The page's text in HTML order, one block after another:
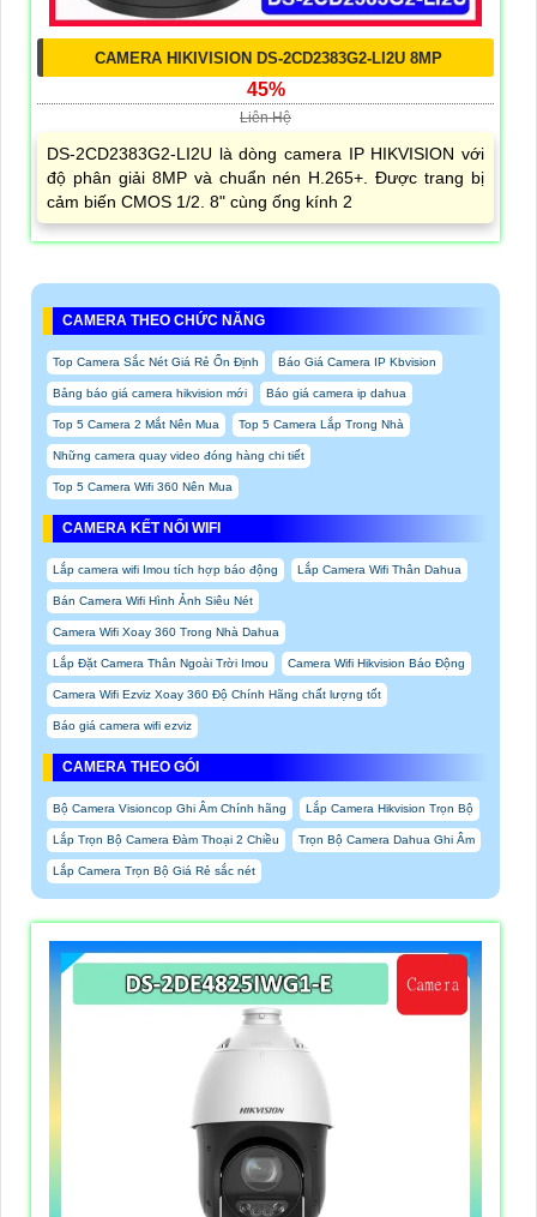
CAMERA HIKIVISION DS-2CD2383G2-LI2U 8MP
45%
Liên Hệ
DS-2CD2383G2-LI2U là dòng camera IP HIKVISION với
độ phân giải 8MP và chuẩn nén H.265+. Được trang bị
cảm biến CMOS 1/2. 8" cùng ống kính 2
CAMERA THEO CHỨC NĂNG
Top Camera Sắc Nét Giá Rẻ Ổn Định Báo Giá Camera IP Kbvision
Bảng báo giá camera hikvision mới Báo giá camera ip dahua
Top 5 Camera 2 Mắt Nên Mua Top 5 Camera Lắp Trong Nhà
Những camera quay video đóng hàng chi tiết
Top 5 Camera Wifi 360 Nên Mua
CAMERA KẾT NỐI WIFI
Lắp camera wifi Imou tích hợp báo động Lắp Camera Wifi Thân Dahua
Bán Camera Wifi Hình Ảnh Siêu Nét
Camera Wifi Xoay 360 Trong Nhà Dahua
Lắp Đặt Camera Thân Ngoài Trời Imou Camera Wifi Hikvision Báo Động
Camera Wifi Ezviz Xoay 360 Độ Chính Hãng chất lượng tốt
Báo giá camera wifi ezviz
CAMERA THEO GÓI
Bộ Camera Visioncop Ghi Âm Chính hãng Lắp Camera Hikvision Trọn Bộ
Lắp Trọn Bộ Camera Đàm Thoại 2 Chiều Trọn Bộ Camera Dahua Ghi Âm
Lắp Camera Trọn Bộ Giá Rẻ sắc nét